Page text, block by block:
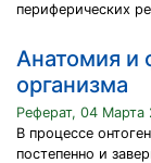
периферических
Анатомия и
организма
Реферат, 04 Марта
В процессе
постепенно и